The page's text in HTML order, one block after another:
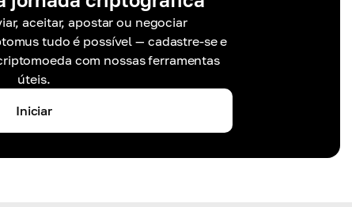
aceitar, apostar ou negociar
tudo é possível — cadastre-se e
com nossas ferramentas
úteis.
Iniciar